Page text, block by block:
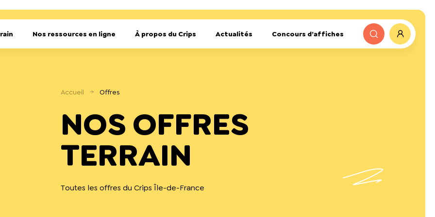
Nos ressources en ligne À propos du Crips Actualités Concours d’affiches
Accueil Offres
NOS OFFRES
TERRAIN
Toutes les offres du Crips Île-de-France